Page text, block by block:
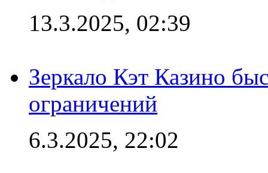
13.3.2025, 02:39
Зеркало Кэт Казино
ограничений
6.3.2025, 22:02